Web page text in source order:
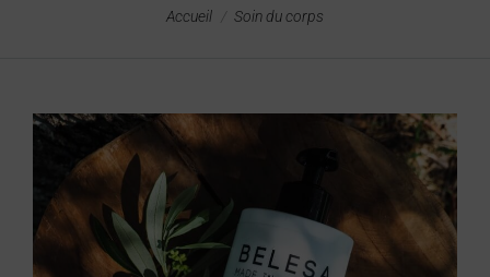
Vous êtes ici :
Accueil Soin du corps